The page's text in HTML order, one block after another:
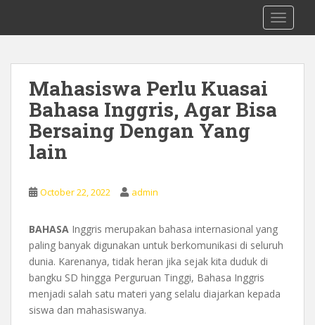
i
0878 8705 9305 Kursus Bahasa Inggis
dari Dasar Untuk Pemula Mataram
Mahasiswa Perlu Kuasai
Bahasa Inggris, Agar Bisa
Bersaing Dengan Yang
lain
October 22, 2022 admin
BAHASA Inggris merupakan bahasa internasional yang
paling banyak digunakan untuk berkomunikasi di seluruh
dunia. Karenanya, tidak heran jika sejak kita duduk di
bangku SD hingga Perguruan Tinggi, Bahasa Inggris
menjadi salah satu materi yang selalu diajarkan kepada
siswa dan mahasiswanya.